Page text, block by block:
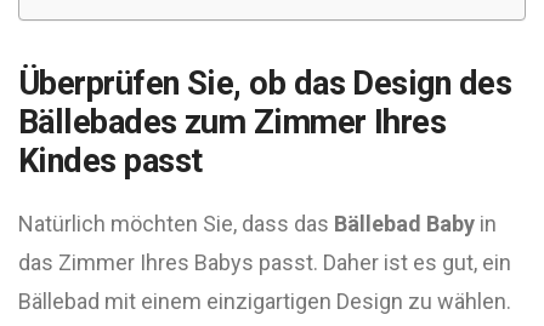
Überprüfen Sie, ob das Design des
Bällebades zum Zimmer Ihres
Kindes passt
Natürlich möchten Sie, dass das Bällebad Baby in
das Zimmer Ihres Babys passt. Daher ist es gut, ein
Bällebad mit einem einzigartigen Design zu wählen.